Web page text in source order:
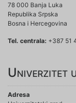
78 000 Banja Luka
Republika Srpska
Bosna i Hercegovina
Tel. centrala: +387 51
Univerzitet
Adresa